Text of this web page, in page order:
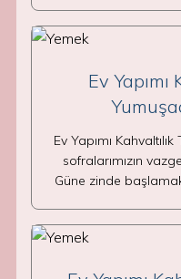
Ev Yapımı
Ev Yapımı
sofralarımızın
Güne zinde